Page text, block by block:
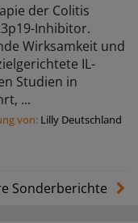
der Colitis
Inhibitor.
Wirksamkeit und
IL-
Studien in
...
von: Lilly Deutschland
Sonderberichte